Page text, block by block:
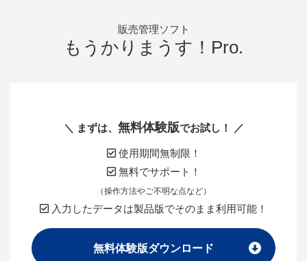
販売管理ソフト
もうかりまうす！Pro.
＼ まずは、 無料体験版でお試し！ ／
使用期間無制限！
無料でサポート！
（操作方法やご不明な点など）
入力したデータは製品版でそのまま利用可能！
無料体験版ダウンロード